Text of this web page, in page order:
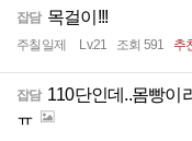
잡담 목걸이!!!
주칠일제 Lv.21 조회 591 추
잡담 110단인데..몸빵이
ㅠ